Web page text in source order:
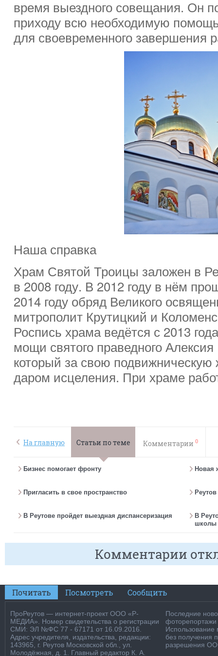
время выездного совещания. Он
приходу всю необходимую
для своевременного завершения
Наша справка
Храм Святой Троицы заложен в
в 2008 году. В 2012 году в нём
2014 году обряд Великого
митрополит Крутицкий и
Роспись храма ведётся с 2013
мощи святого праведного Алексия
который за свою
даром исцеления. При храме
На главную Статьи по теме Комментарии 0
Бизнес помогает фронту Новая
Пригласить в свое пространство
В Реутове пройдет выездная диспансеризация
В
школы
Комментарии
Почитать Посмотреть Сообщить
ПроРеутов — интернет-проект ООО «Р-
МЕДИА». Номер свидетельства о регистрации
СМИ: ЭЛ №ФС 77 - 67171 от 16.09.2016.
Адрес учредителя, издательства, редакции:
143965, г. Реутов Московской обл., ул.
Молодёжная, д. 1. Главный редактор К. А.
Последние
фоторепортажи
Использование
без получения
разрешения